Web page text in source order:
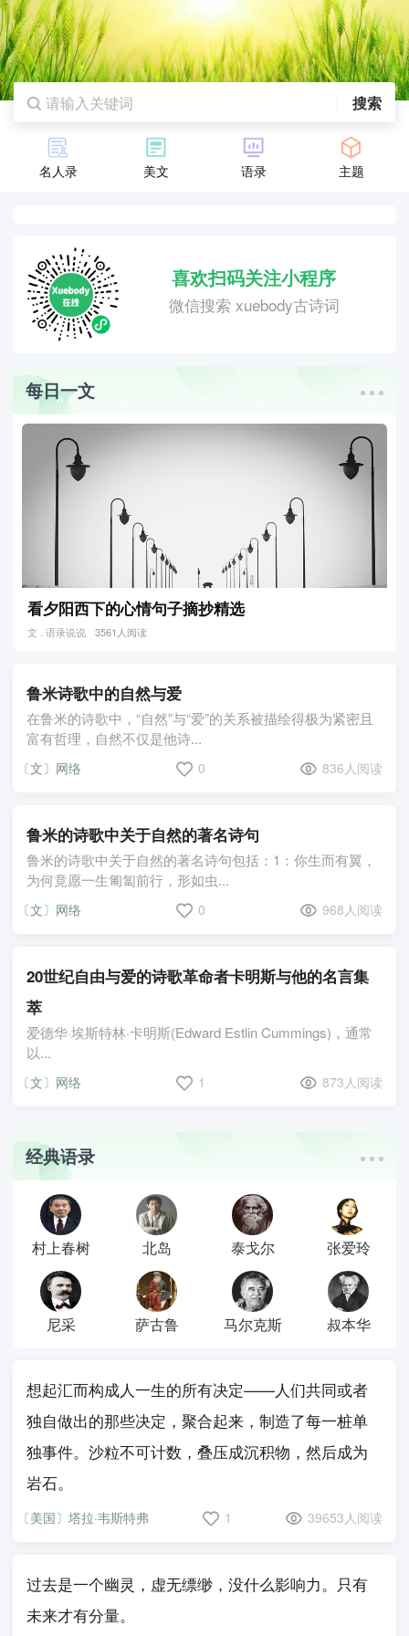
搜索
名人录 美文 语录 主题
喜欢扫码关注小程序
微信搜索 xuebody古诗词
每日一文
看夕阳西下的心情句子摘抄精选
文 . 语录说说 3561人阅读
鲁米诗歌中的自然与爱
在鲁米的诗歌中，“自然”与“爱”的关系被描绘得极为紧密且
富有哲理，自然不仅是他诗...
〔文〕网络 0 836人阅读
鲁米的诗歌中关于自然的著名诗句
鲁米的诗歌中关于自然的著名诗句包括：1：你生而有翼，
为何竟愿一生匍匐前行，形如虫...
〔文〕网络 0 968人阅读
20世纪自由与爱的诗歌革命者卡明斯与他的名言集
萃
爱德华·埃斯特林·卡明斯(Edward Estlin Cummings)，通常
以...
〔文〕网络 1 873人阅读
经典语录
村上春树 北岛 泰戈尔 张爱玲
尼采 萨古鲁 马尔克斯 叔本华
想起汇而构成人一生的所有决定——人们共同或者
独自做出的那些决定，聚合起来，制造了每一桩单
独事件。沙粒不可计数，叠压成沉积物，然后成为
岩石。
〔美国〕塔拉·韦斯特弗 1 39653人阅读
过去是一个幽灵，虚无缥缈，没什么影响力。只有
未来才有分量。